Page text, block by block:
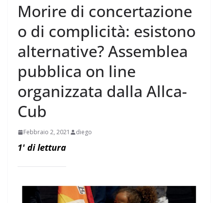
Morire di concertazione
o di complicità: esistono
alternative? Assemblea
pubblica on line
organizzata dalla Allca-
Cub
Febbraio 2, 2021 diego
1' di lettura